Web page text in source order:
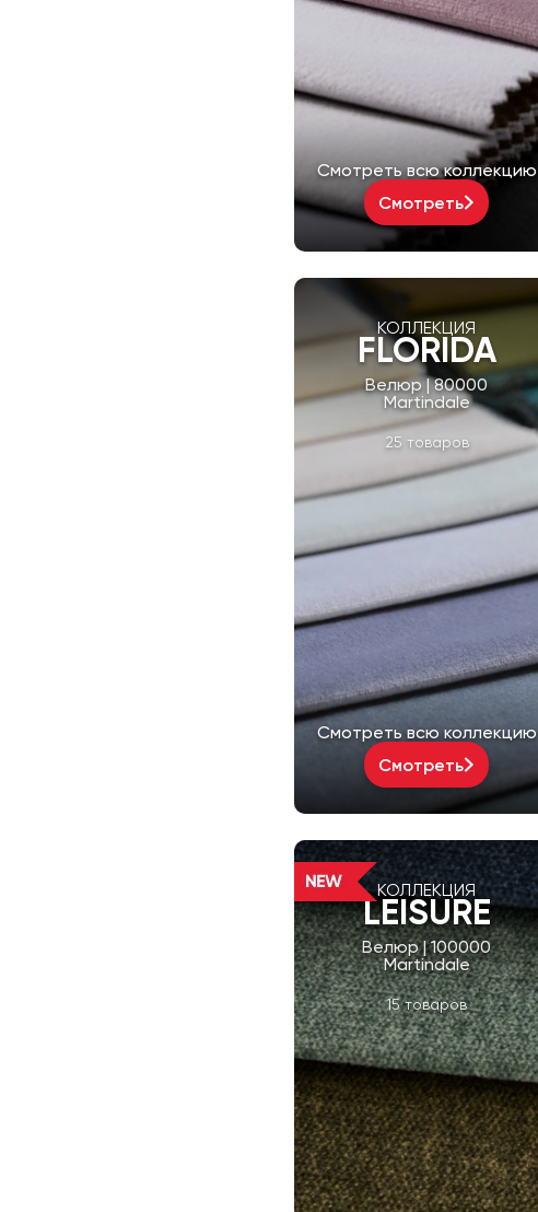
Смотреть всю коллекцию
Смотреть
КОЛЛЕКЦИЯ
FLORIDA
Велюр | 80000
Martindale
25 товаров
Смотреть всю коллекцию
Смотреть
КОЛЛЕКЦИЯ
LEISURE
Велюр | 100000
Martindale
15 товаров